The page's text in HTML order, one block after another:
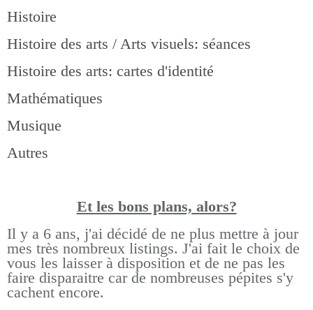
Histoire
Histoire des arts / Arts visuels: séances
Histoire des arts: cartes d'identité
Mathématiques
Musique
Autres
Et les bons plans, alors?
Il y a 6 ans, j'ai décidé de ne plus mettre à jour
mes très nombreux listings. J'ai fait le choix de
vous les laisser à disposition et de ne pas les
faire disparaitre car de nombreuses pépites s'y
cachent encore.